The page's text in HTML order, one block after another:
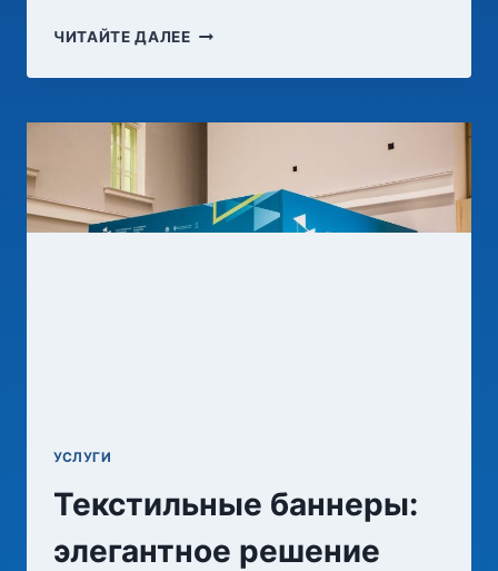
ЧИТАЙТЕ ДАЛЕЕПОЧЕМУ
НУЖДАЮТСЯ
СОБСТВЕННОМ
УСЛУГИ
Текстильные баннеры:
элегантное решение